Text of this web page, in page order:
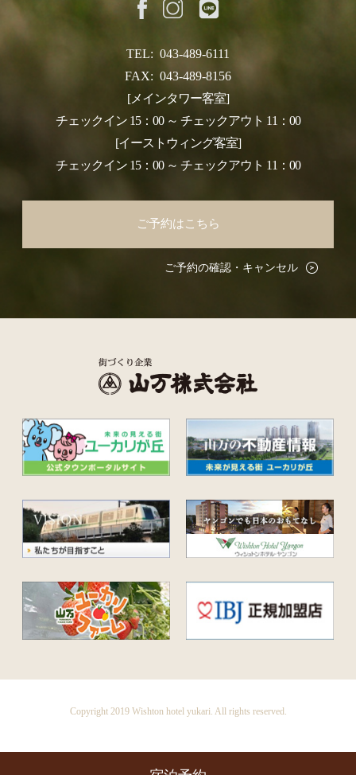
TEL: 043-489-6111
FAX: 043-489-8156
[メインタワー客室]
チェックイン 15：00 ～ チェックアウト 11：00
[イーストウィング客室]
チェックイン 15：00 ～ チェックアウト 11：00
ご予約はこちら
ご予約の確認・キャンセル
Copyright 2019 Wishton hotel yukari. All rights reserved.